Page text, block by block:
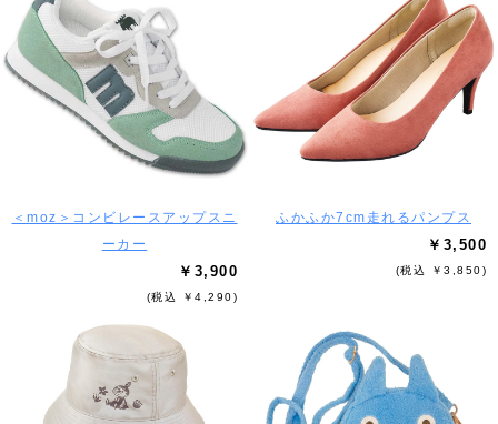
＜moz＞コンビレースアップスニ
ーカー
￥3,900
(税込 ￥4,290)
ふかふか7cm走れるパンプス
￥3,500
(税込 ￥3,850)